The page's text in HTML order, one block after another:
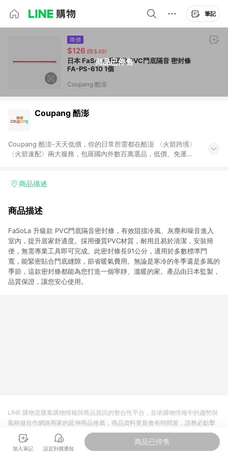
筆記
商品已停售
降價
$126 (降$49)
日本 FaSoLa 升級款 PVC門底隔音 密封條
FA-PS-610 1個
Coupang 酷澎
Coupang 酷澎
Coupang 酷澎-天天低價，你的日常所需都在酷澎 〈火箭跨境〉
〈火箭速配〉兩大服務，包羅國內外數百萬選品，低價、免運，
加入WOW會員告別湊免運，火箭速配、火箭跨境優質選品不限金
商品描述
商品描述
FaSoLa 升級款 PVC門底隔音密封條，有效阻擋冷風、灰塵和噪音進入
室內，提升居家舒適度。採用優質PVC材質，耐用且易於清潔，安裝簡
便，無需專業工具即可完成。此密封條長91公分，適用於多數標準門
寬，能緊密貼合門底縫隙，節省暖氣費用。無論是寒冷的冬季還是多風的
季節，這款密封條都能為您打造一個寧靜、溫暖的家。產品由日本監製，
品質保證，讓您安心使用。
加入筆記 設定到價通知
商品已停售
LINE 購物是匯集購物情報與商品資訊的整合性平台，並依購物情報中的趨勢與
風格做合作網路商家的延伸商品推薦，商品資料更新會有時間差，請務必點擊
商品至各合作網路商家，確認現售價與購物條件，一切資訊以合作廠商網頁為
準。